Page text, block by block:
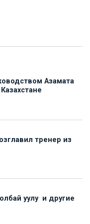
Азамата
тренер из
уулу и другие